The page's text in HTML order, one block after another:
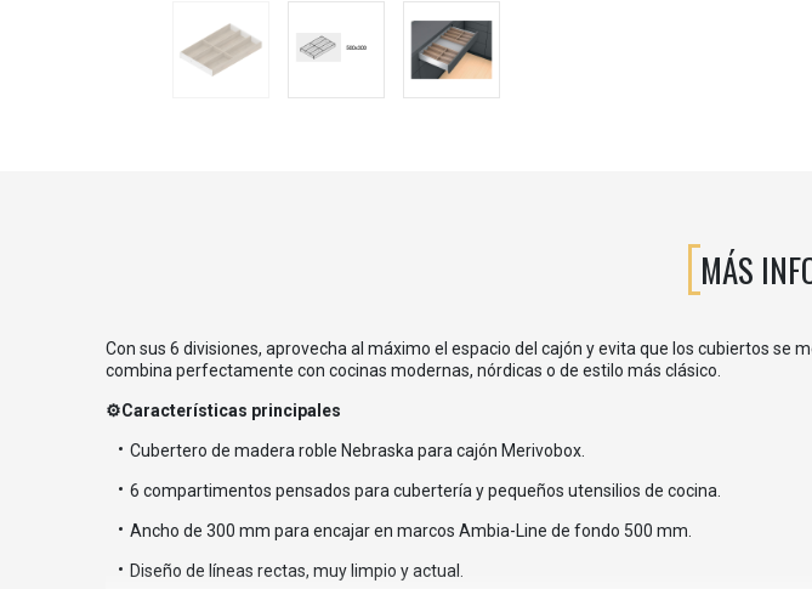
MÁS
Con sus 6 divisiones, aprovecha al máximo el espacio del cajón y evita que los cubiertos se
combina perfectamente con cocinas modernas, nórdicas o de estilo más clásico.
⚙️Características principales
Cubertero de madera roble Nebraska para cajón Merivobox.
6 compartimentos pensados para cubertería y pequeños utensilios de cocina.
Ancho de 300 mm para encajar en marcos Ambia-Line de fondo 500 mm.
Diseño de líneas rectas, muy limpio y actual.